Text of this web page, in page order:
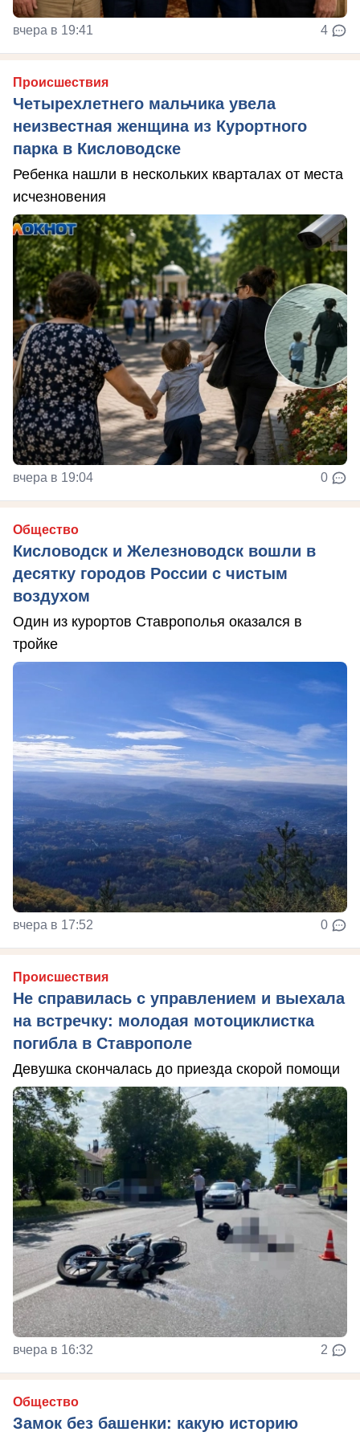
вчера в 19:41 4
Происшествия
Четырехлетнего мальчика увела
неизвестная женщина из Курортного
парка в Кисловодске
Ребенка нашли в нескольких кварталах от места
исчезновения
вчера в 19:04 0
Общество
Кисловодск и Железноводск вошли в
десятку городов России с чистым
воздухом
Один из курортов Ставрополья оказался в
тройке
вчера в 17:52 0
Происшествия
Не справилась с управлением и выехала
на встречку: молодая мотоциклистка
погибла в Ставрополе
Девушка скончалась до приезда скорой помощи
вчера в 16:32 2
Общество
Замок без башенки: какую историю